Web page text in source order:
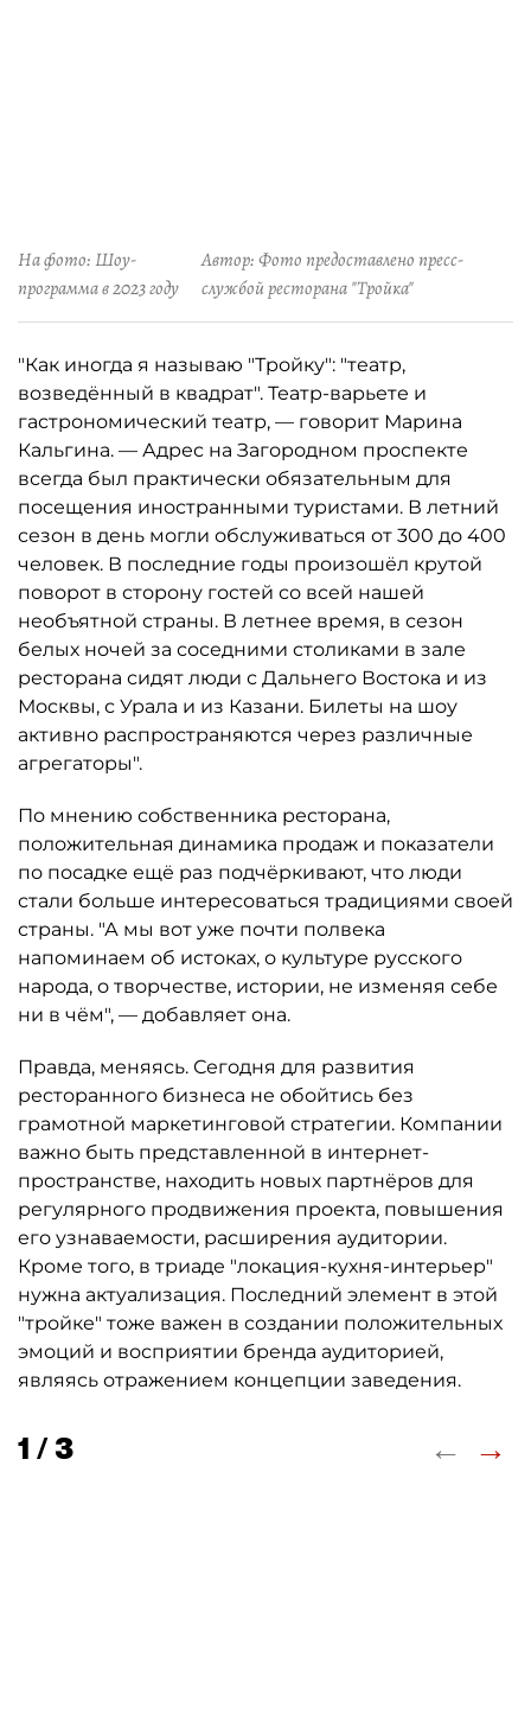
На фото: Шоу-
программа в 2023 году
Автор: Фото предоставлено пресс-
службой ресторана "Тройка"
"Как иногда я называю "Тройку": "театр,
возведённый в квадрат". Театр-варьете и
гастрономический театр, — говорит Марина
Кальгина. — Адрес на Загородном проспекте
всегда был практически обязательным для
посещения иностранными туристами. В летний
сезон в день могли обслуживаться от 300 до 400
человек. В последние годы произошёл крутой
поворот в сторону гостей со всей нашей
необъятной страны. В летнее время, в сезон
белых ночей за соседними столиками в зале
ресторана сидят люди с Дальнего Востока и из
Москвы, с Урала и из Казани. Билеты на шоу
активно распространяются через различные
агрегаторы".
По мнению собственника ресторана,
положительная динамика продаж и показатели
по посадке ещё раз подчёркивают, что люди
стали больше интересоваться традициями своей
страны. "А мы вот уже почти полвека
напоминаем об истоках, о культуре русского
народа, о творчестве, истории, не изменяя себе
ни в чём", — добавляет она.
Правда, меняясь. Сегодня для развития
ресторанного бизнеса не обойтись без
грамотной маркетинговой стратегии. Компании
важно быть представленной в интернет-
пространстве, находить новых партнёров для
регулярного продвижения проекта, повышения
его узнаваемости, расширения аудитории.
Кроме того, в триаде "локация-кухня-интерьер"
нужна актуализация. Последний элемент в этой
"тройке" тоже важен в создании положительных
эмоций и восприятии бренда аудиторией,
являясь отражением концепции заведения.
1 / 3 ← →